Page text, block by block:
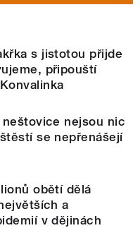
s jistotou přijde
připouští
nejsou nic
se nepřenášejí
obětí dělá
a
v dějinách